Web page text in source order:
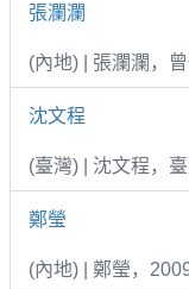
張瀾瀾
(內地) | 張瀾瀾，
沈文程
(臺灣) | 沈文程，
鄭瑩
(內地) | 鄭瑩，